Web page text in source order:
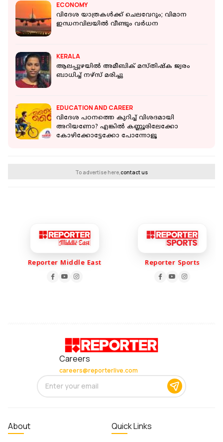
ECONOMY
വിദേശ യാത്രകള്‍ക്ക് ചെലവേറും; വിമാന
ഇന്ധനവിലയില്‍ വീണ്ടും വര്‍ധന
KERALA
ആലപ്പുഴയില്‍ അമീബിക് മസ്തിഷ്‌ക ജ്വരം
ബാധിച്ച് നഴ്‌സ് മരിച്ചു
EDUCATION AND CAREER
വിദേശ പഠനത്തെ കുറിച്ച് വിശദമായി
അറിയണോ? എങ്കിൽ കണ്ണൂരിലേക്കോ
കോഴിക്കോട്ടേക്കോ പോന്നോളൂ
To advertise here,contact us
Reporter Middle East Reporter Sports
Careers
careers@reporterlive.com
About Quick Links